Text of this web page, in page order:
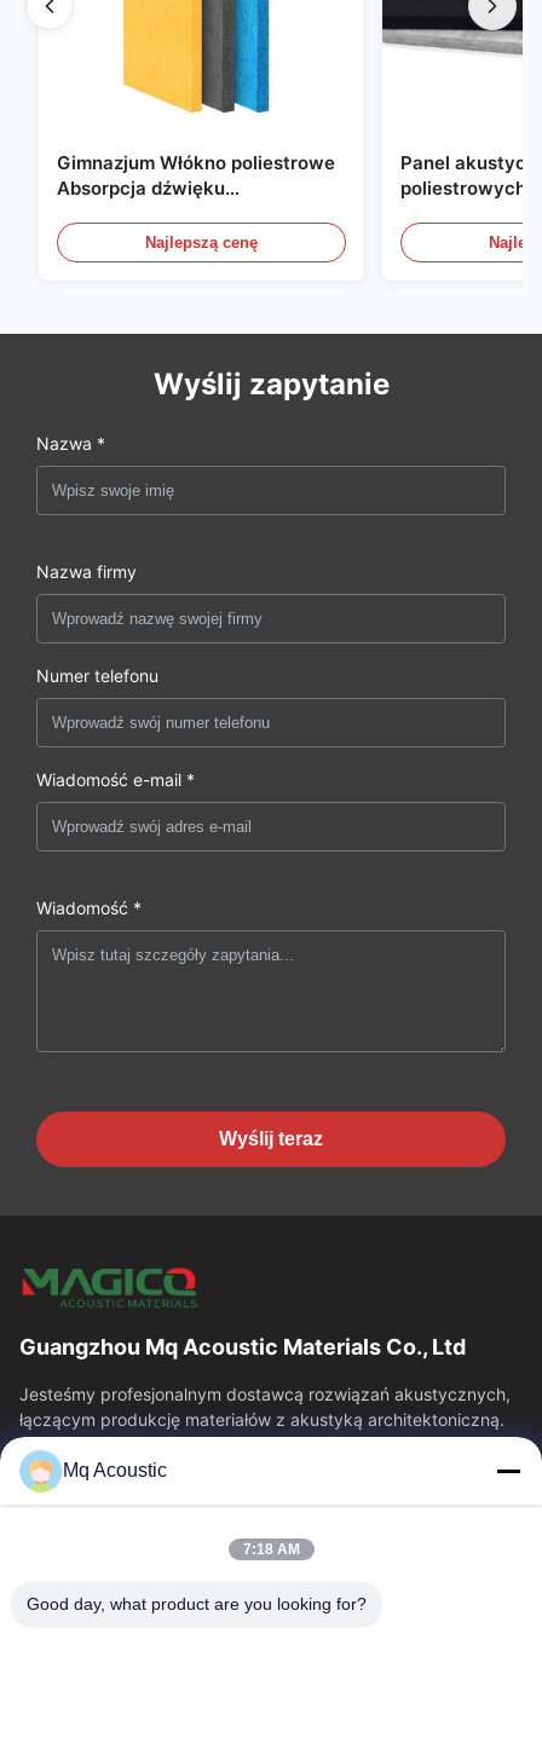
Gimnazjum Włókno poliestrowe
Absorpcja dźwięku
projektemNajlepszą cenę
Panel
poliestrowych
do biura, domu
Wyślij zapytanie
Nazwa *
Nazwa firmy
Numer telefonu
Wiadomość e-mail *
Wiadomość *
Wyślij teraz
Guangzhou Mq Acoustic Materials Co., Ltd
Jesteśmy profesjonalnym dostawcą rozwiązań akustycznych,
łączącym produkcję materiałów z akustyką architektoniczną.
Specjalizujemy się w panelach...
Szybkie Linki
O Nas
Wycieczka Po Fabryce
Kontrola Jakości
Mq Acoustic
7:18 AM
Good day, what product are you looking for?